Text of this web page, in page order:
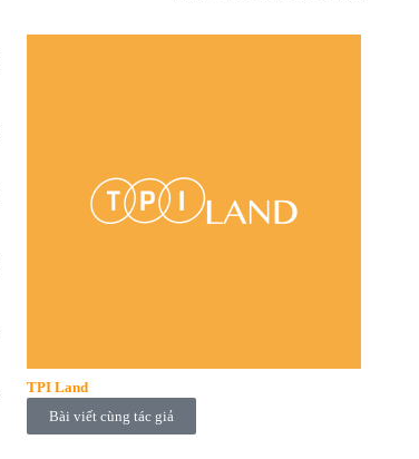
TPI Land
Bài viết cùng tác giả